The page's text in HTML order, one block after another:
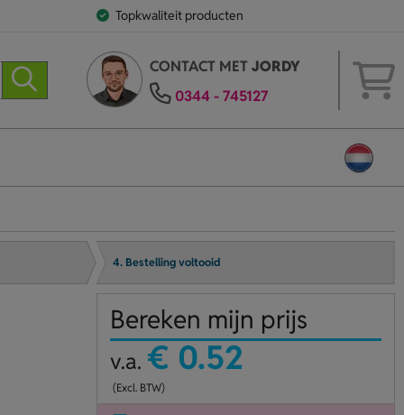
Topkwaliteit producten
CONTACT METJORDY
0344 - 745127
4. Bestelling voltooid
Bereken mijn prijs
v.a. € 0.52
(Excl. BTW)